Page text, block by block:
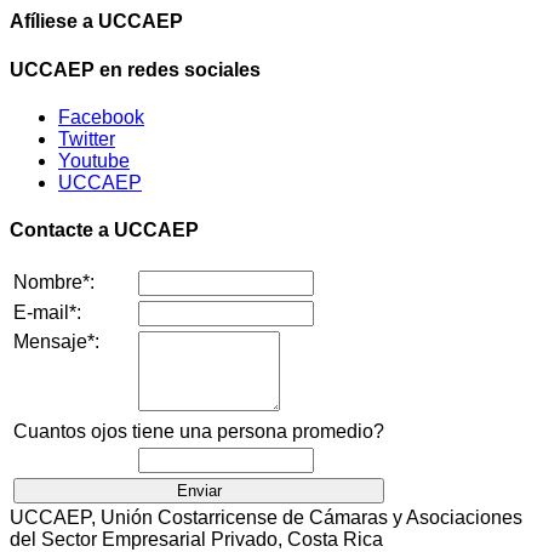
Afíliese a UCCAEP
UCCAEP en redes sociales
Facebook
Twitter
Youtube
UCCAEP
Contacte a UCCAEP
Nombre*:
E-mail*:
Mensaje*:
Cuantos ojos tiene una persona promedio?
UCCAEP, Unión Costarricense de Cámaras y Asociaciones
del Sector Empresarial Privado, Costa Rica